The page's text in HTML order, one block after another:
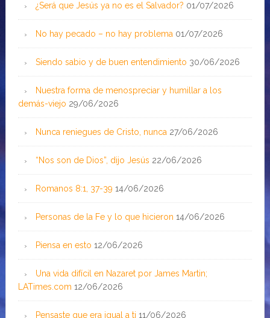
¿Será que Jesús ya no es el Salvador? 01/07/2026
No hay pecado – no hay problema 01/07/2026
Siendo sabio y de buen entendimiento 30/06/2026
Nuestra forma de menospreciar y humillar a los
demás-viejo 29/06/2026
Nunca reniegues de Cristo, nunca 27/06/2026
“Nos son de Dios”, dijo Jesús 22/06/2026
Romanos 8:1, 37-39 14/06/2026
Personas de la Fe y lo que hicieron 14/06/2026
Piensa en esto 12/06/2026
Una vida difícil en Nazaret por James Martin;
LATimes.com 12/06/2026
Pensaste que era igual a ti 11/06/2026